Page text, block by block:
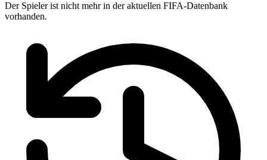
Der Spieler ist nicht mehr in der aktuellen FIFA-Datenbank
vorhanden.